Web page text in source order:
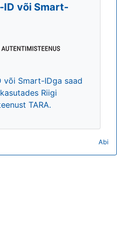
ID või Smart-
või Smart-IDga saad
Riigi
TARA.
Abi